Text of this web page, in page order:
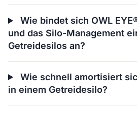
Wie bindet sich OWL
und das Silo-Management
Getreidesilos an?
Wie schnell amortisiert
in einem Getreidesilo?